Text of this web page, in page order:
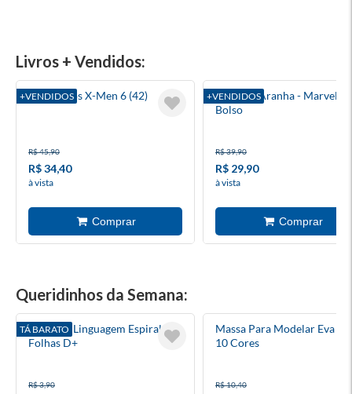
Livros + Vendidos:
+VENDIDOS
A Saga Dos X-Men 6 (42)
R$ 45,90
R$ 34,40
à vista
+VENDIDOS
Homem-Aranha - Marvel
Bolso
R$ 39,90
R$ 29,90
à vista
Queridinhos da Semana:
TÁ BARATO
Caderno Linguagem Espiral 48
Folhas D+
R$ 3,90
Massa Para Modelar Eva
10 Cores
R$ 10,40